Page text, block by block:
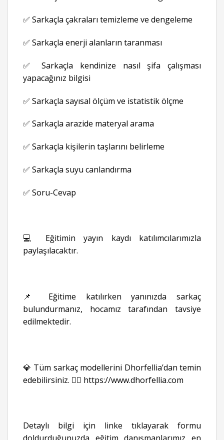
✅ Sarkaçla çakraları temizleme ve dengeleme
✅ Sarkaçla enerji alanların taranması
✅ Sarkaçla kendinize nasıl şifa çalışması
yapacağınız bilgisi
✅ Sarkaçla sayısal ölçüm ve istatistik ölçme
✅ Sarkaçla arazide materyal arama
✅ Sarkaçla kişilerin taşlarını belirleme
✅ Sarkaçla suyu canlandırma
✅ Soru-Cevap
💻 Eğitimin yayın kaydı katılımcılarımızla
paylaşılacaktır.
📌 Eğitime katılırken yanınızda sarkaç
bulundurmanız, hocamız tarafından tavsiye
edilmektedir.
💎 Tüm sarkaç modellerini Dhorfellia’dan temin
edebilirsiniz. 👉🏻 https://www.dhorfellia.com
Detaylı bilgi için linke tıklayarak formu